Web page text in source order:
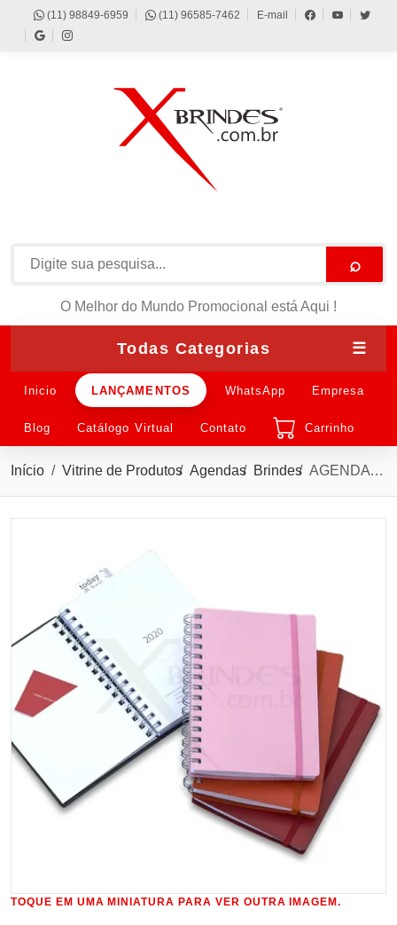
(11) 98849-6959 (11) 96585-7462 E-mail
⌕
O Melhor do Mundo Promocional está Aqui !
Todas Categorias ☰
Inicio LANÇAMENTOS WhatsApp Empresa
Blog Catálogo Virtual Contato Carrinho
Início Vitrine de Produtos Agendas Brindes AGENDA CAPA PLÁSTICA
TOQUE EM UMA MINIATURA PARA VER OUTRA IMAGEM.